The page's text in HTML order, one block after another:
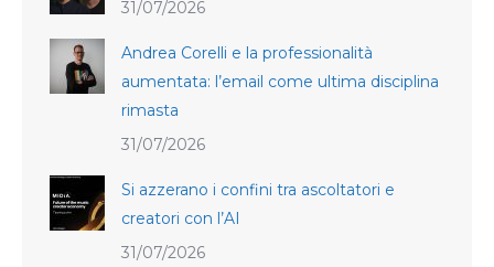
31/07/2026
Andrea Corelli e la professionalità
aumentata: l’email come ultima disciplina
rimasta
31/07/2026
Si azzerano i confini tra ascoltatori e
creatori con l’AI
31/07/2026